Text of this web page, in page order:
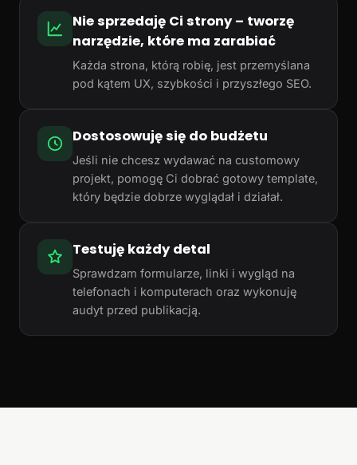
Nie sprzedaję Ci strony – tworzę
narzędzie, które ma zarabiać
Każda strona, którą robię, jest przemyślana
pod kątem UX, szybkości i przyszłego SEO.
Dostosowuję się do budżetu
Jeśli nie chcesz wydawać na customowy
projekt, pomogę Ci dobrać gotowy template,
który będzie dobrze wyglądał i działał.
Testuję każdy detal
Sprawdzam formularze, linki i wygląd na
telefonach i komputerach oraz wykonuję
audyt przed publikacją.